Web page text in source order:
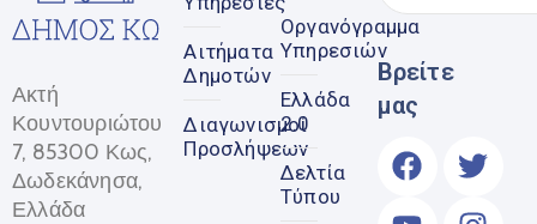
Ακτή
Κουντουριώτου
7, 85300 Κως,
Δωδεκάνησα,
Ελλάδα
Αιτήματα
Δημοτών
Διαγωνισμοί
Προσλήψεων
Οργανόγραμμα
Υπηρεσιών
Ελλάδα
2.0
Δελτία
Τύπου
Βρείτε
μας